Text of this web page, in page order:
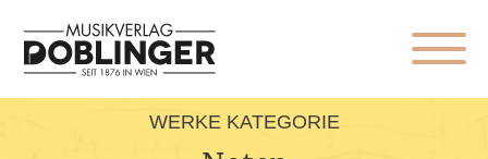
WERKE KATEGORIE